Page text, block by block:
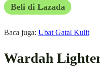
Beli di Lazada
Baca juga: Ubat Gatal Kulit
Wardah